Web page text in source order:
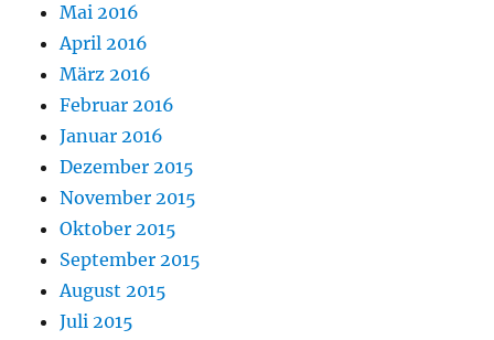
Mai 2016
April 2016
März 2016
Februar 2016
Januar 2016
Dezember 2015
November 2015
Oktober 2015
September 2015
August 2015
Juli 2015